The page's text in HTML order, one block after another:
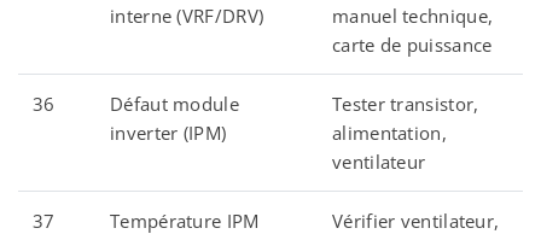
interne (VRF/DRV)
manuel technique,
carte de puissance
36
Défaut module
inverter (IPM)
Tester transistor,
alimentation,
ventilateur
37
Température IPM
Vérifier ventilateur,